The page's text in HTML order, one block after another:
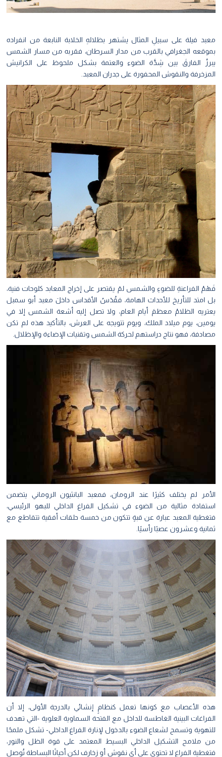
معبد فيلة على سبيلِ المثال يشتهر بظلالهِ الخلابة النابعة من انفراده
بموقعه الجغرافي بالقرب من مدار السرطان، فقربه من مسار الشمس
يبرزُ الفارقَ بين شِدَّة الضوء والعتمة بشكل ملحوظ على الكرانيش
المزخرفة والنقوش المحفورة على جدران المعبد.
فَهْمُ الفراعنةِ للضوءِ والشمس لمْ يقتصر على إخراج المعابد كلوحات فنية،
بل امتد للتأريخ للأحداث الهامة، فقُدْسُ الأقداس داخلَ معبد أبو سمبل
يعتريه الظلامُ معظمَ أيام العام، ولا تصل إليه أشعة الشمس إلا في
يومين، يوم ميلاد الملك، ويوم تتويجه على العرش، بالتأكيد هذه لم تكن
مصادفة، فهو نتاج دراستهم لحركة الشمس وتقنيات الإضاءة والإظلال.
الأمر لم يختلف كثيرًا عند الرومان، فمعبد البانثيون الروماني يتضمن
استفادة مثالية من الضوء في تشكيل الفراغ الداخلي للبهو الرئيسي،
فتغطية المعبد عبارة عن قبةٍ تتكون من خمسة حلقات أفقية تتقاطع مع
ثمانية وعشرون عصبًا رأسيًا.
هذه الأعصاب مع كونها تعمل كنظامٍ إنشائي بالدرجة الأولى، إلا أن
الفراغات البينية الغاطسة للداخل مع الفتحة السماوية العلوية -التي تهدف
للتهوية وتسمح لشعاع الضوء بالدخول لإنارة الفراغ الداخلي- تشكل ملمحًا
من ملامح التشكيل الداخلي البسيط المعتمد على قوة الظل والنور،
فتغطية الفراغ لا تحتوي على أي نقوش أو زخارف لكن أحيانًا البساطة تُوصل